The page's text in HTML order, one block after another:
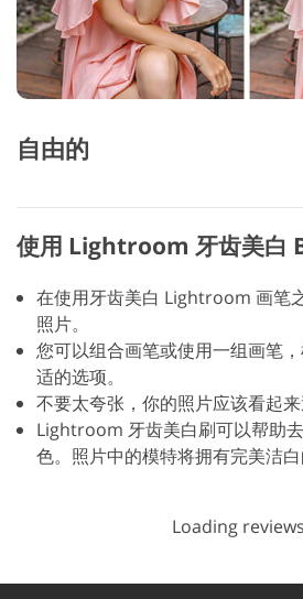
自由的
使用 Lightroom 牙齿美白
在使用牙齿美白 Lightroom 画笔
照片。
您可以组合画笔或使用一组画笔
适的选项。
不要太夸张，你的照片应该看起来
Lightroom 牙齿美白刷可以帮助
色。照片中的模特将拥有完美洁白
Loading